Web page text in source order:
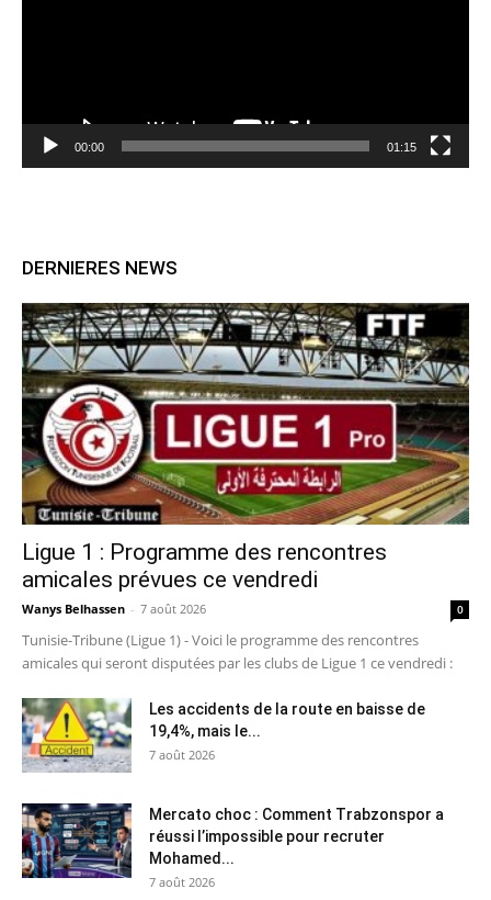
00:00 01:15
DERNIERES NEWS
Ligue 1 : Programme des rencontres
amicales prévues ce vendredi
Wanys Belhassen - 7 août 2026 0
Tunisie-Tribune (Ligue 1) - Voici le programme des rencontres
amicales qui seront disputées par les clubs de Ligue 1 ce vendredi :
Les accidents de la route en baisse de
19,4%, mais le...
7 août 2026
Mercato choc : Comment Trabzonspor a
réussi l’impossible pour recruter
Mohamed...
7 août 2026